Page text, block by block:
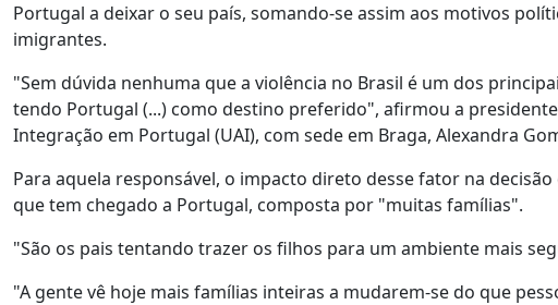
Portugal a deixar o seu país, somando-se assim aos motivos
imigrantes.
"Sem dúvida nenhuma que a violência no Brasil é um dos
tendo Portugal (...) como destino preferido", afirmou a
Integração em Portugal (UAI), com sede em Braga, Alexandra
Para aquela responsável, o impacto direto desse fator na
que tem chegado a Portugal, composta por "muitas famílias".
"São os pais tentando trazer os filhos para um ambiente mais
"A gente vê hoje mais famílias inteiras a mudarem-se do que